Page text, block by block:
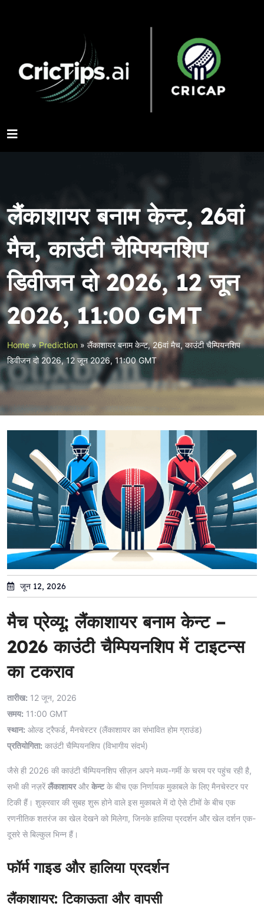
लैंकाशायर बनाम केन्ट, 26वां
मैच, काउंटी चैम्पियनशिप
डिवीजन दो 2026, 12 जून
2026, 11:00 GMT
Home»Prediction »लैंकाशायर बनाम केन्ट, 26वां मैच, काउंटी चैम्पियनशिप
डिवीजन दो 2026, 12 जून 2026, 11:00 GMT
जून 12, 2026
मैच प्रेव्यू: लैंकाशायर बनाम केन्ट –
2026 काउंटी चैम्पियनशिप में टाइटन्स
का टकराव
तारीख: 12 जून, 2026
समय: 11:00 GMT
स्थान: ओल्ड ट्रैफर्ड, मैनचेस्टर (लैंकाशायर का संभावित होम ग्राउंड)
प्रतियोगिता: काउंटी चैम्पियनशिप (विभागीय संदर्भ)
जैसे ही 2026 की काउंटी चैम्पियनशिप सीज़न अपने मध्य-गर्मी के चरम पर पहुंच रही है,
सभी की नज़रें लैंकाशायरऔर केन्टके बीच एक निर्णायक मुकाबले के लिए मैनचेस्टर पर
टिकी हैं। शुक्रवार की सुबह शुरू होने वाले इस मुकाबले में दो ऐसे टीमों के बीच एक
रणनीतिक शतरंज का खेल देखने को मिलेगा, जिनके हालिया प्रदर्शन और खेल दर्शन एक-
दूसरे से बिल्कुल भिन्न हैं।
फॉर्म गाइड और हालिया प्रदर्शन
लैंकाशायर: टिकाऊता और वापसी